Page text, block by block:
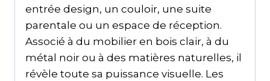
entrée design, un couloir, une suite
parentale ou un espace de réception.
Associé à du mobilier en bois clair, à du
métal noir ou à des matières naturelles, il
révèle toute sa puissance visuelle. Les